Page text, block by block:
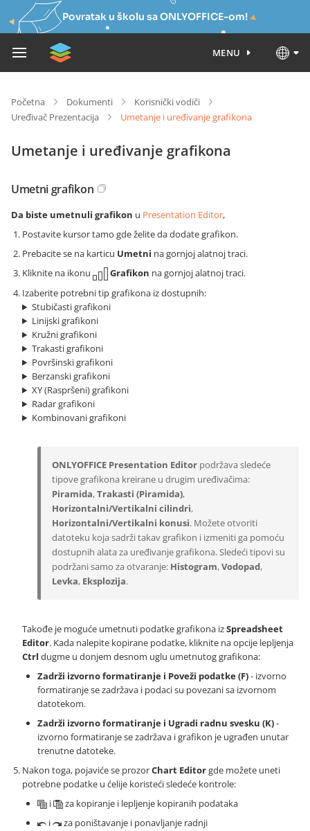
Povratak u školu sa ONLYOFFICE-om!
MENU
Početna Dokumenti
Korisnički vodiči
Uređivač Prezentacija
Umetanje i uređivanje grafikona
Umetanje i uređivanje grafikona
Umetni grafikon
Da biste umetnuli grafikon u Presentation Editor,
Postavite kursor tamo gde želite da dodate grafikon.
Prebacite se na karticu Umetni na gornjoj alatnoj traci.
Kliknite na ikonu
Grafikon na gornjoj alatnoj traci.
Izaberite potrebni tip grafikona iz dostupnih:
Stubičasti grafikoni
Linijski grafikoni
Kružni grafikoni
Trakasti grafikoni
Površinski grafikoni
Berzanski grafikoni
XY (Raspršeni) grafikoni
Radar grafikoni
Kombinovani grafikoni
ONLYOFFICE Presentation Editor podržava sledeće
tipove grafikona kreirane u drugim uređivačima:
Piramida,Trakasti (Piramida),
Horizontalni/Vertikalni cilindri,
Horizontalni/Vertikalni konusi. Možete otvoriti
datoteku koja sadrži takav grafikon i izmeniti ga pomoću
dostupnih alata za uređivanje grafikona. Sledeći tipovi su
podržani samo za otvaranje: Histogram,Vodopad,
Levka, Eksplozija.
Takođe je moguće umetnuti podatke grafikona izSpreadsheet
Editor. Kada nalepite kopirane podatke, kliknite na opcije lepljenja
Ctrl dugme u donjem desnom uglu umetnutog grafikona:
Zadrži izvorno formatiranje i Poveži podatke (F)- izvorno
formatiranje se zadržava i podaci su povezani sa izvornom
datotekom.
Zadrži izvorno formatiranje i Ugradi radnu svesku (K)-
izvorno formatiranje se zadržava i grafikon je ugrađen unutar
trenutne datoteke.
Nakon toga, pojaviće se prozorChart Editorgde možete uneti
potrebne podatke u ćelije koristeći sledeće kontrole:
i
za kopiranje i lepljenje kopiranih podataka
i
za poništavanje i ponavljanje radnji